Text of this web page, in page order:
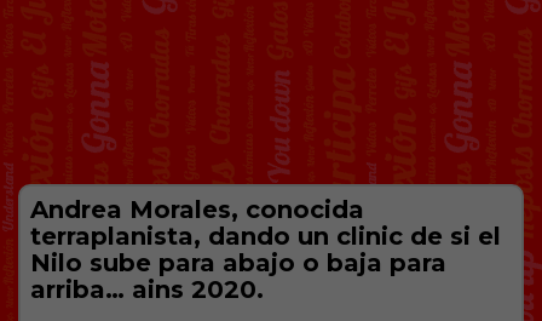
Andrea Morales, conocida
terraplanista, dando un clinic de si el
Nilo sube para abajo o baja para
arriba… ains 2020.